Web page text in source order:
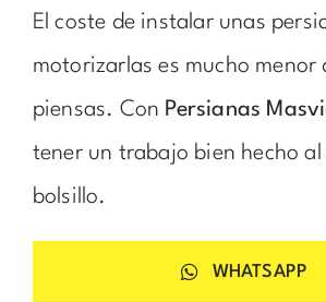
El coste de instalar unas
motorizarlas es mucho menor
piensas. Con Persianas
tener un trabajo bien hecho al
bolsillo.
WHATSAPP